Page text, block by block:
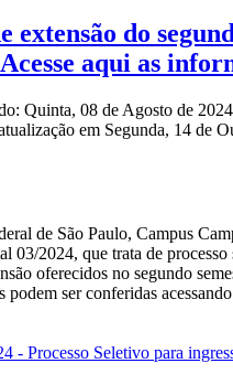
extensão do
aqui as
Quinta, 08 de Agosto de
em Segunda, 14 de
de São Paulo, Campus
03/2024, que trata de processo
oferecidos no segundo
podem ser conferidas
- Processo Seletivo para